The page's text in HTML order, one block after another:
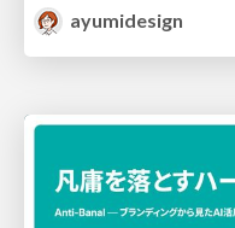
ayumidesign